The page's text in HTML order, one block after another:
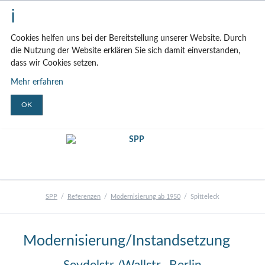
Cookies helfen uns bei der Bereitstellung unserer Website. Durch
die Nutzung der Website erklären Sie sich damit einverstanden,
dass wir Cookies setzen.
Mehr erfahren
OK
SPP Referenzen Modernisierung ab 1950 Spitteleck
Modernisierung/Instandsetzung